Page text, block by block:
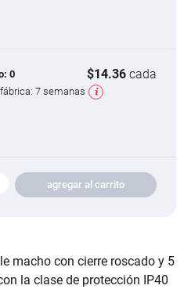
0 $14.36 cada
7 semanas
agregar al carrito
macho con cierre roscado y 5
la clase de protección IP40